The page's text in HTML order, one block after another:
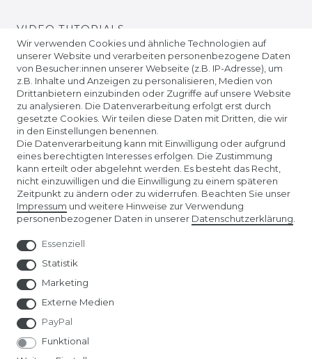
VIDEO TUTORIALS
KONTAKTLINSEN EINSETZEN
UNTERNEHMEN
ÜBER UNS
AMAZON STORE
SPIELWARENMESSE NÜRNBERG
Wir verwenden Cookies und ähnliche Technologien auf
unserer Website und verarbeiten personenbezogene Daten
von Besucher:innen unserer Webseite (z.B. IP-Adresse), um
z.B. Inhalte und Anzeigen zu personalisieren, Medien von
Drittanbietern einzubinden oder Zugriffe auf unsere Website
zu analysieren. Die Datenverarbeitung erfolgt erst durch
gesetzte Cookies. Wir teilen diese Daten mit Dritten, die wir
in den Einstellungen benennen.
Die Datenverarbeitung kann mit Einwilligung oder aufgrund
eines berechtigten Interesses erfolgen. Die Zustimmung
kann erteilt oder abgelehnt werden. Es besteht das Recht,
nicht einzuwilligen und die Einwilligung zu einem späteren
Zeitpunkt zu ändern oder zu widerrufen. Beachten Sie unser
Impressum und weitere Hinweise zur Verwendung
personenbezogener Daten in unserer Daten­schutz­erklärung
Essenziell
Statistik
Marketing
Externe Medien
PayPal
Funktional